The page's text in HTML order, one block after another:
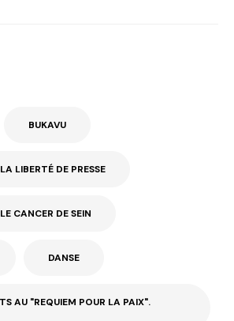
BUKAVU
LIBERTÉ DE PRESSE
CANCER DE SEIN
DANSE
AU "REQUIEM POUR LA PAIX".